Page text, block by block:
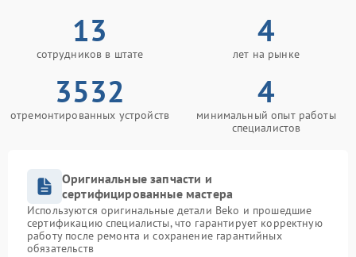
13
сотрудников в штате
4
лет на рынке
3532
отремонтированных устройств
4
минимальный опыт работы
специалистов
Оригинальные запчасти и
сертифицированные мастера
Используются оригинальные детали Beko и прошедшие
сертификацию специалисты, что гарантирует корректную
работу после ремонта и сохранение гарантийных
обязательств